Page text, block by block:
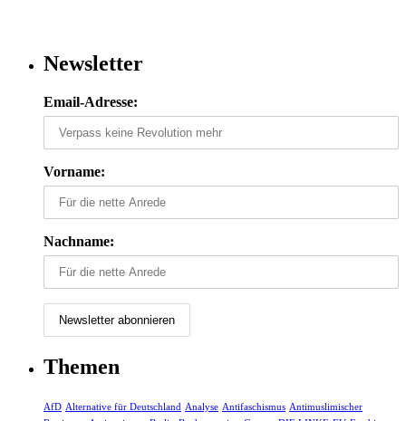
Newsletter
Email-Adresse:
Vorname:
Nachname:
Themen
AfD Alternative für Deutschland Analyse Antifaschismus Antimuslimischer